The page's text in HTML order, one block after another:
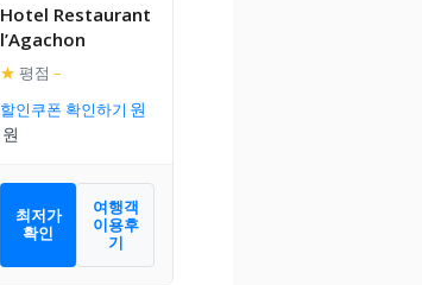
Hotel Restaurant
l’Agachon
★ 평점 –
할인쿠폰 확인하기
최저가
확인
여행객
이용후
기